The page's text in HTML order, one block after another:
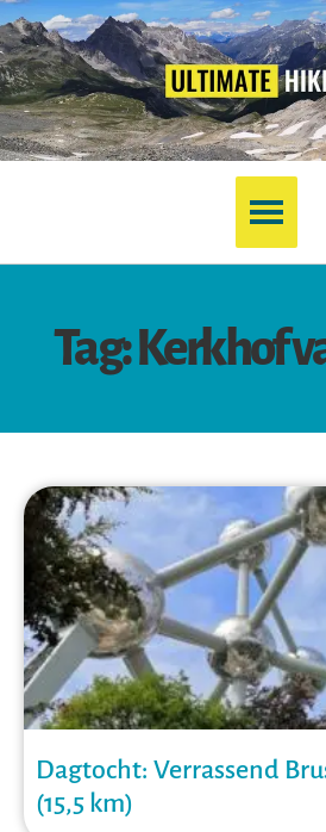
Tag: Kerkhof
Dagtocht: Verrassend
(15,5 km)